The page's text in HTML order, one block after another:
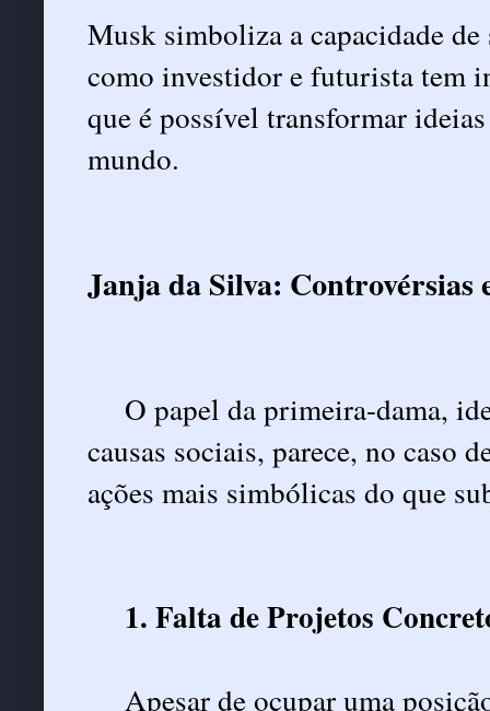
Musk simboliza a capacidade
como investidor e futurista tem
que é possível transformar
mundo.
Janja da Silva:
O papel da primeira-dama,
causas sociais, parece, no caso
ações mais simbólicas do que
1. Falta de Projetos
Apesar de ocupar uma